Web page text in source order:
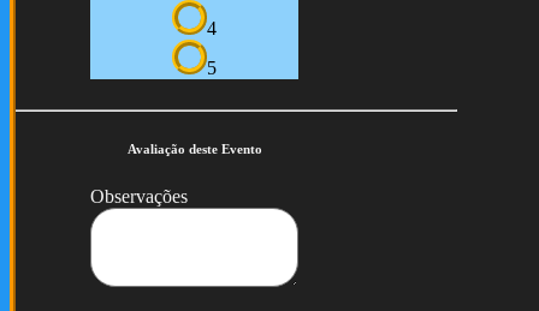
4
5
Avaliação deste Evento
Observações